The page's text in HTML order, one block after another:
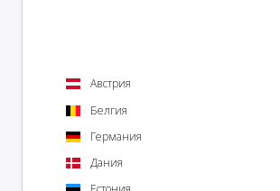
Австрия
Белгия
Германия
Дания